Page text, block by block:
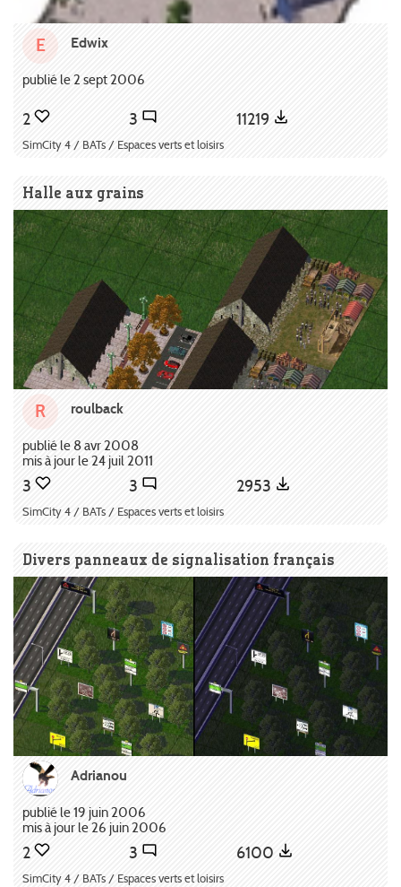
E Edwix
publié le 2 sept 2006
2 3 11219
SimCity 4 / BATs / Espaces verts et loisirs
Halle aux grains
R roulback
publié le 8 avr 2008
mis à jour le 24 juil 2011
3 3 2953
SimCity 4 / BATs / Espaces verts et loisirs
Divers panneaux de signalisation français
Adrianou
publié le 19 juin 2006
mis à jour le 26 juin 2006
2 3 6100
SimCity 4 / BATs / Espaces verts et loisirs